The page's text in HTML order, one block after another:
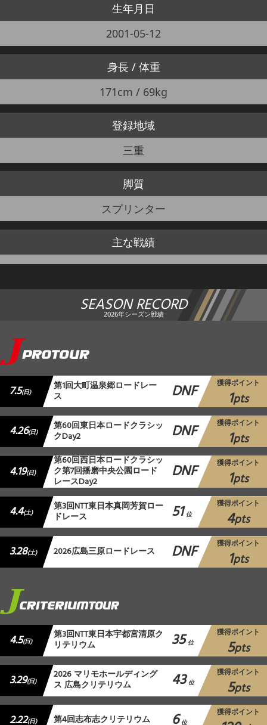
生年月日
2001-05-12
身長 / 体重
171cm / 69kg
登録地域
三重
脚質
スプリンター
主な戦績
SEASON RECORD
2026年シーズン戦績
7.5(日) 第1回大町温泉郷ロードレー
ス DNF 獲得ポイント
1pts
4.26(日) 第60回東日本ロードクラシッ
クDay2 DNF 獲得ポイント
1pts
4.19(日)
第60回西日本ロードクラシッ
ク第7回播磨中央公園ロード
レースDay2 DNF 獲得ポイント
1pts
4.4(土) 第3回NTT東日本真岡芳賀ロー
ドレース 51 位
獲得ポイント
4pts
3.28(土) 2026広島三原ロードレース DNF 獲得ポイント
1pts
4.5(日) 第3回NTT東日本宇都宮清原ク
リテリウム 35 位
獲得ポイント
5pts
3.29(日) 2026 マリモホールディング
ス 広島クリテリウム 43 位
獲得ポイント
5pts
2.22(日) 第4回志布志クリテリウム 6 位
獲得ポイント